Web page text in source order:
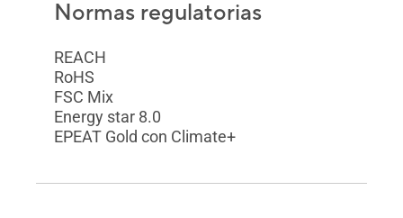
Normas regulatorias
REACH
RoHS
FSC Mix
Energy star 8.0
EPEAT Gold con Climate+